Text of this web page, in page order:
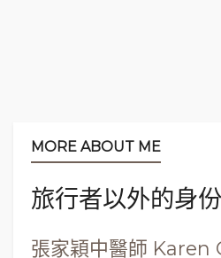
MORE ABOUT ME
旅行者以外的身
張家穎中醫師 Karen